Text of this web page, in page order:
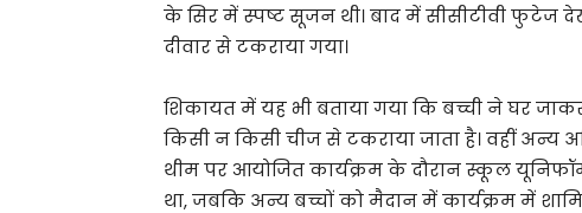
के सिर में स्पष्ट सूजन थी। बाद में सीसीटीवी
दीवार से टकराया गया।
शिकायत में यह भी बताया गया कि बच्ची ने घर
किसी न किसी चीज से टकराया जाता है। वहीं अन्य
थीम पर आयोजित कार्यक्रम के दौरान स्कूल
था, जबकि अन्य बच्चों को मैदान में कार्यक्रम में